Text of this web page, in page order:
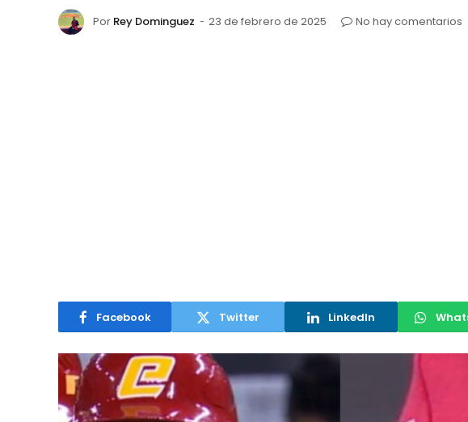
Por Rey Dominguez 23 de febrero de 2025 No hay comentarios
Facebook Twitter LinkedIn